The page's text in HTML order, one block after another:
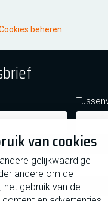
van cookies
gelijkwaardige
andere om de
gebruik van de
beheren